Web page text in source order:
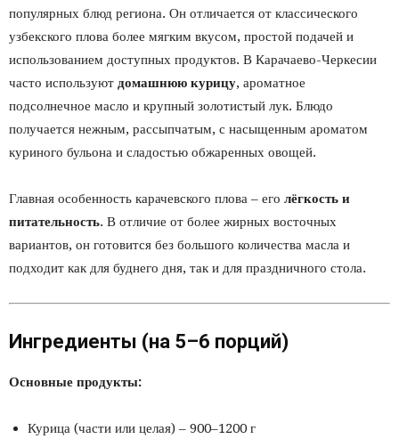
популярных блюд региона. Он отличается от классического
узбекского плова более мягким вкусом, простой подачей и
использованием доступных продуктов. В Карачаево-Черкесии
часто используют домашнюю курицу, ароматное
подсолнечное масло и крупный золотистый лук. Блюдо
получается нежным, рассыпчатым, с насыщенным ароматом
куриного бульона и сладостью обжаренных овощей.
Главная особенность карачевского плова – его лёгкость и
питательность. В отличие от более жирных восточных
вариантов, он готовится без большого количества масла и
подходит как для буднего дня, так и для праздничного стола.
Ингредиенты (на 5–6 порций)
Основные продукты:
Курица (части или целая) – 900–1200 г